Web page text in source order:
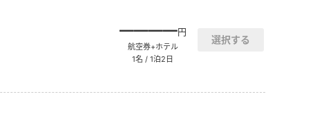
――――円
航空券+ホテル
1名 / 1泊2日